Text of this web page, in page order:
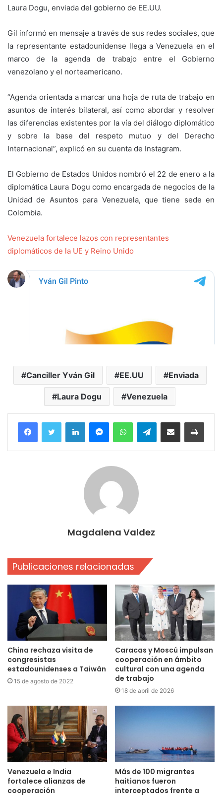
Laura Dogu, enviada del gobierno de EE.UU.
Gil informó en mensaje a través de sus redes sociales, que
la representante estadounidense llega a Venezuela en el
marco de la agenda de trabajo entre el Gobierno
venezolano y el norteamericano.
“Agenda orientada a marcar una hoja de ruta de trabajo en
asuntos de interés bilateral, así como abordar y resolver
las diferencias existentes por la vía del diálogo diplomático
y sobre la base del respeto mutuo y del Derecho
Internacional”, explicó en su cuenta de Instagram.
El Gobierno de Estados Unidos nombró el 22 de enero a la
diplomática Laura Dogu como encargada de negocios de la
Unidad de Asuntos para Venezuela, que tiene sede en
Colombia.
Venezuela fortalece lazos con representantes
diplomáticos de la UE y Reino Unido
Canciller Yván Gil EE.UU Enviada
Laura Dogu Venezuela
FacebookTwitter LinkedInMessengerWhatsAppTelegramCompartir por correo electrónico
Magdalena Valdez
Publicaciones relacionadas
China rechaza visita de
congresistas
estadounidenses a Taiwán
15 de agosto de 2022
Caracas y Moscú impulsan
cooperación en ámbito
cultural con una agenda
de trabajo
18 de abril de 2026
Venezuela e India
fortalece alianzas de
cooperación
Más de 100 migrantes
haitianos fueron
interceptados frente a